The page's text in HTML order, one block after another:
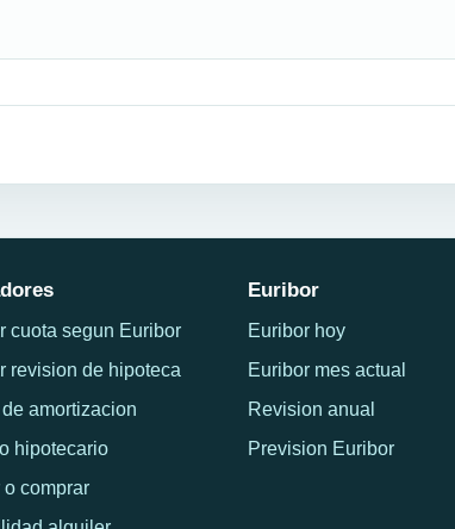
cuota segun Euribor
revision de hipoteca
amortizacion
hipotecario
comprar
Euribor
Euribor hoy
Euribor mes actual
Revision anual
Prevision Euribor